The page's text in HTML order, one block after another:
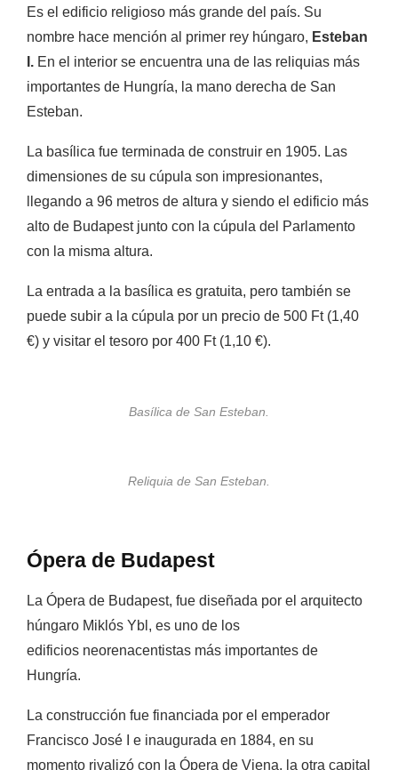
Es el edificio religioso más grande del país. Su
nombre hace mención al primer rey húngaro, Esteban
I. En el interior se encuentra una de las reliquias más
importantes de Hungría, la mano derecha de San
Esteban.
La basílica fue terminada de construir en 1905. Las
dimensiones de su cúpula son impresionantes,
llegando a 96 metros de altura y siendo el edificio más
alto de Budapest junto con la cúpula del Parlamento
con la misma altura.
La entrada a la basílica es gratuita, pero también se
puede subir a la cúpula por un precio de 500 Ft (1,40
€) y visitar el tesoro por 400 Ft (1,10 €).
Basílica de San Esteban.
Reliquia de San Esteban.
Ópera de Budapest
La Ópera de Budapest, fue diseñada por el arquitecto
húngaro Miklós Ybl, es uno de los
edificios neorenacentistas más importantes de
Hungría.
La construcción fue financiada por el emperador
Francisco José I e inaugurada en 1884, en su
momento rivalizó con la Ópera de Viena, la otra capital